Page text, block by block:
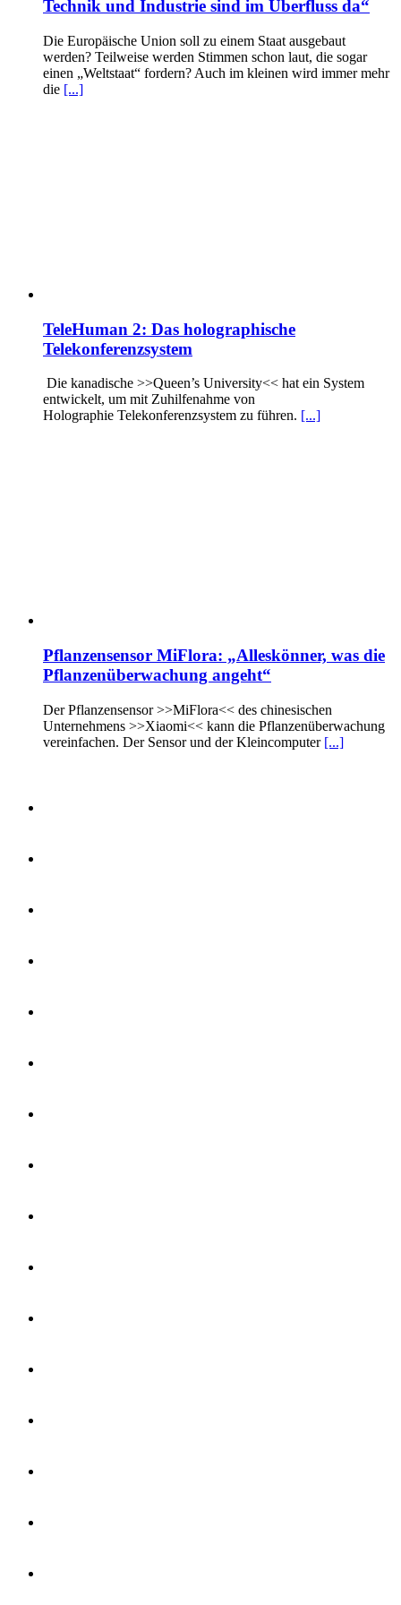
Technik und Industrie sind im Überfluss da“
Die Europäische Union soll zu einem Staat ausgebaut
werden? Teilweise werden Stimmen schon laut, die sogar
einen „Weltstaat“ fordern? Auch im kleinen wird immer mehr
die [...]
TeleHuman 2: Das holographische
Telekonferenzsystem
Die kanadische >>Queen’s University<< hat ein System
entwickelt, um mit Zuhilfenahme von
Holographie Telekonferenzsystem zu führen. [...]
Pflanzensensor MiFlora: „Alleskönner, was die
Pflanzenüberwachung angeht“
Der Pflanzensensor >>MiFlora<< des chinesischen
Unternehmens >>Xiaomi<< kann die Pflanzenüberwachung
vereinfachen. Der Sensor und der Kleincomputer [...]